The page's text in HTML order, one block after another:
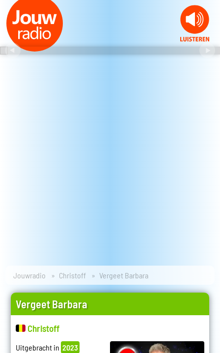
Jouwradio Christoff Vergeet Barbara
Vergeet Barbara
Christoff
Uitgebracht in 2023